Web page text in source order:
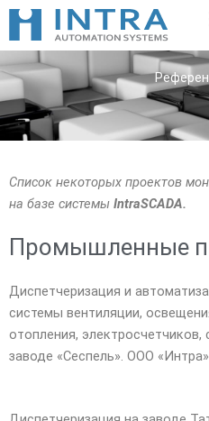
Перейти
содержимому
Список некоторых проектов
на базе системы IntraSCADA.
Промышленные
Диспетчеризация и
системы вентиляции,
отопления, электросчетчиков,
заводе «Сеспель». ООО «Интра»